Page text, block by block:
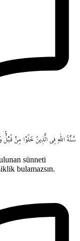
سُنَّةَ اللّٰهِ فِي الَّذ۪ينَ خَلَوْا مِنْ قَبْلُۚ
sünneti
bulamazsın.